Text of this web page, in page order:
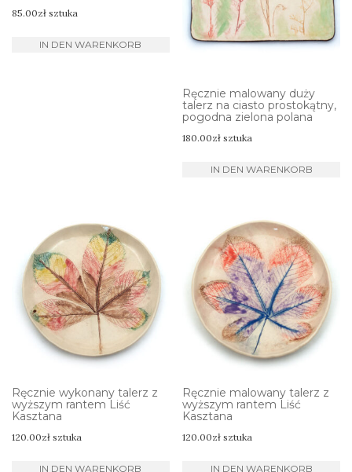
85.00zł sztuka
IN DEN WARENKORB
Ręcznie malowany duży
talerz na ciasto prostokątny,
pogodna zielona polana
180.00zł sztuka
IN DEN WARENKORB
Ręcznie wykonany talerz z
wyższym rantem Liść
Kasztana
120.00zł sztuka
IN DEN WARENKORB
Ręcznie malowany talerz z
wyższym rantem Liść
Kasztana
120.00zł sztuka
IN DEN WARENKORB